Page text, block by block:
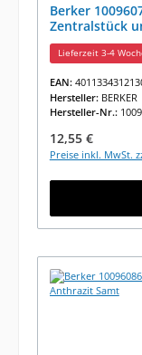
Berker
Zentralstück
Samt
Lieferzeit 3-4
EAN:
Hersteller: BERKER
Hersteller-Nr.:
Regulärer Preis:
12,55 €
Preise inkl. MwSt.